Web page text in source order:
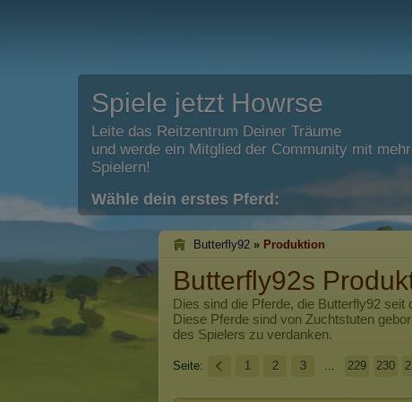
Spiele jetzt Howrse
Leite das Reitzentrum Deiner Träume
und werde ein Mitglied der Community mit
Spielern!
Wähle dein erstes Pferd:
Butterfly92 » Produktion
Butterfly92s
Dies sind die Pferde, die Butterfly92 seit
Diese Pferde sind von Zuchtstuten
des Spielers zu verdanken.
Seite: 1 2 3 ... 229 230